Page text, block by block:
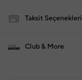
Taksit Seçenekleri
Club & More